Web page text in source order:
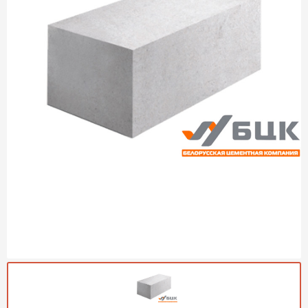
Газобетон (ЕвроАэроБетон)
ПЕРЕЙТИ
Газосиликат
Газобетон Poritep
Газобетон ВКБлок